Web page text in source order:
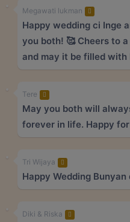
Megawati lukman
Happy wedding ci Inge
you both! 🥰 Cheers to
and may it be filled with
Tere
May you both will
forever in life. Happy
Tri Wijaya
Happy Wedding Bunyan
Diki & Riska